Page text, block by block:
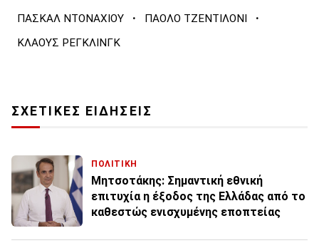
ΠΑΣΚΑΛ ΝΤΟΝΑΧΙΟΥ · ΠΑΟΛΟ ΤΖΕΝΤΙΛΟΝΙ ·
ΚΛΑΟΥΣ ΡΕΓΚΛΙΝΓΚ
ΣΧΕΤΙΚΕΣ ΕΙΔΗΣΕΙΣ
ΠΟΛΙΤΙΚΗ
Μητσοτάκης: Σημαντική εθνική
επιτυχία η έξοδος της Ελλάδας από το
καθεστώς ενισχυμένης εποπτείας